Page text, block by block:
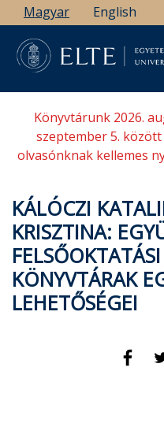
Ugrás
a
tartalomra
Magyar English
Könyvtárunk 2026.
szeptember 5.
olvasónknak kellemes
KÁLÓCZI
KRISZTINA:
KÖNYVTÁRAK
LEHETŐSÉGEI